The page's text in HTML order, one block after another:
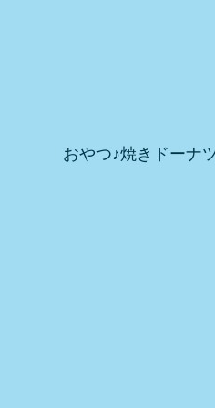
おやつ♪焼きドーナ